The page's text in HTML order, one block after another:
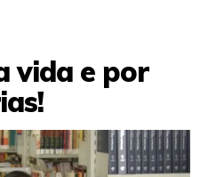
vida e por